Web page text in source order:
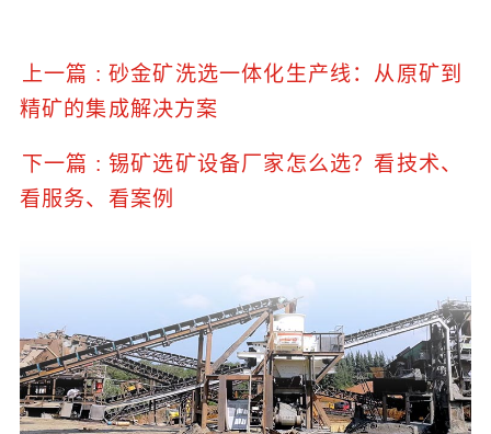
上一篇 : 砂金矿洗选一体化生产线：从原矿到
精矿的集成解决方案
下一篇 : 锡矿选矿设备厂家怎么选？看技术、
看服务、看案例